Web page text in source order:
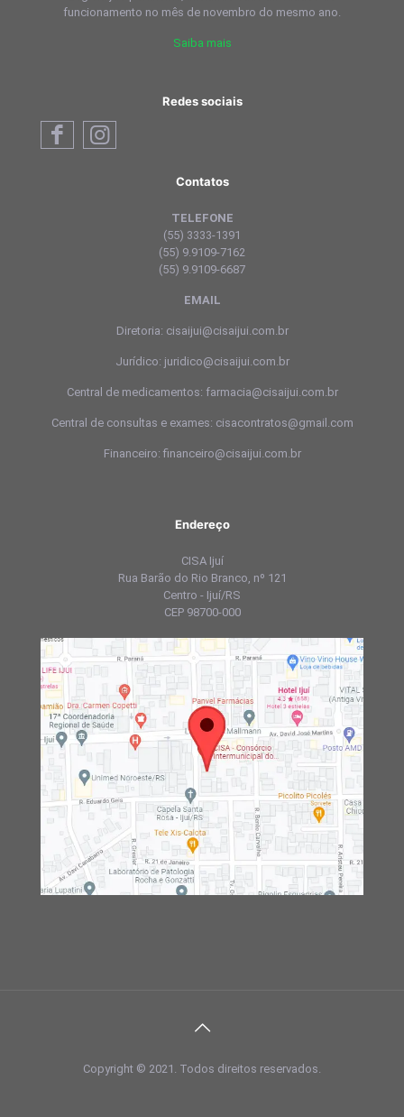
funcionamento no mês de novembro do mesmo ano.
Saiba mais
Redes sociais
Contatos
TELEFONE
(55) 3333-1391
(55) 9.9109-7162
(55) 9.9109-6687
EMAIL
Diretoria: cisaijui@cisaijui.com.br
Jurídico: juridico@cisaijui.com.br
Central de medicamentos: farmacia@cisaijui.com.br
Central de consultas e exames: cisacontratos@gmail.com
Financeiro: financeiro@cisaijui.com.br
Endereço
CISA Ijuí
Rua Barão do Rio Branco, nº 121
Centro - Ijuí/RS
CEP 98700-000
Copyright © 2021. Todos direitos reservados.